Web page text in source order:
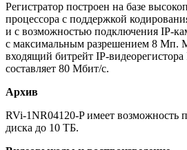
Регистратор построен на базе
процессора с поддержкой
и с возможностью подключения IP-
с максимальным разрешением 8 Мп.
входящий битрейт IP-
составляет 80 Мбит/с.
Архив
RVi-1NR04120-P имеет возможность
диска до 10 ТБ.